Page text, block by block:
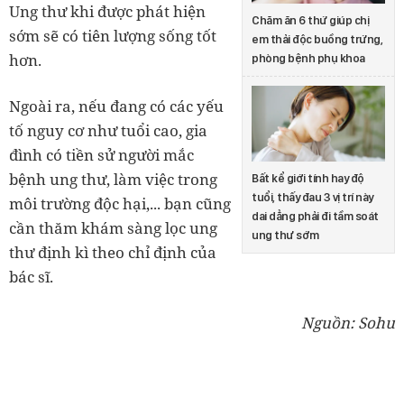
Chăm ăn 6 thứ giúp chị
em thải độc buồng trứng,
phòng bệnh phụ khoa
Bất kể giới tính hay độ
tuổi, thấy đau 3 vị trí này
dai dẳng phải đi tầm soát
ung thư sớm
Ung thư khi được phát hiện
sớm sẽ có tiên lượng sống tốt
hơn.
Ngoài ra, nếu đang có các yếu
tố nguy cơ như tuổi cao, gia
đình có tiền sử người mắc
bệnh ung thư, làm việc trong
môi trường độc hại,... bạn cũng
cần thăm khám sàng lọc ung
thư định kì theo chỉ định của
bác sĩ.
Nguồn: Sohu